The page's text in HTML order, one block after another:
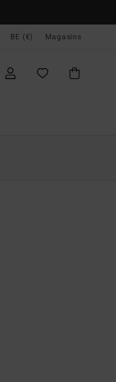
BE (€) Magasins